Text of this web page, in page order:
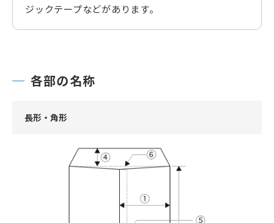
ジックテープなどがあります。
各部の名称
長形・角形